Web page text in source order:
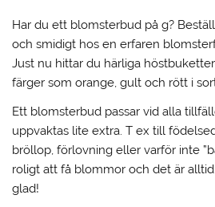
Har du ett blomsterbud på g?
och smidigt hos en erfaren
Just nu hittar du härliga
färger som orange, gult och rött i
Ett blomsterbud passar vid alla
uppvaktas lite extra. T ex till
bröllop, förlovning eller varför inte
roligt att få blommor och det är
glad!